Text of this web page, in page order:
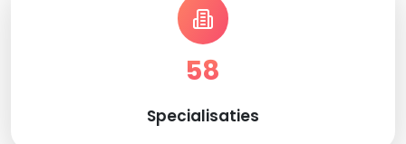
58
Specialisaties